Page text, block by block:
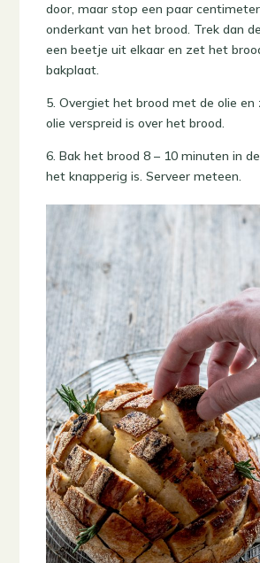
door, maar stop een paar
onderkant van het brood. Trek dan
een beetje uit elkaar en zet het
bakplaat.
5. Overgiet het brood met de olie en
olie verspreid is over het brood.
6. Bak het brood 8 – 10 minuten in
het knapperig is. Serveer meteen.